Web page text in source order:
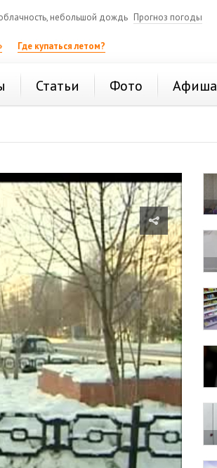
небольшой дождь Прогноз погоды
Где купаться летом?
Статьи Фото Афиша